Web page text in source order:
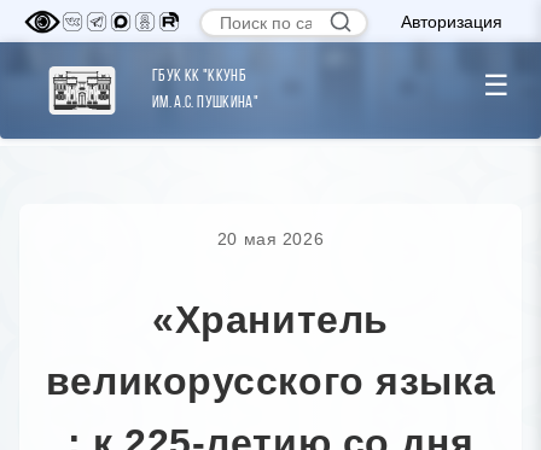
Авторизация
ГБУК КК "ККУНБ
им. А.С. Пушкина"
☰
20 мая 2026
«Хранитель
великорусского языка